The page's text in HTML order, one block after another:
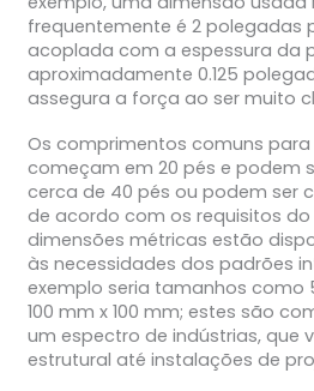
frequentemente é 2 polegadas
acoplada com a espessura da
aproximadamente 0.125
assegura a força ao ser muito
Os comprimentos comuns
começam em 20 pés e podem
cerca de 40 pés ou podem ser
de acordo com os requisitos
dimensões métricas estão
às necessidades dos padrões
exemplo seria tamanhos como
100 mm x 100 mm; estes são
um espectro de indústrias, que
estrutural até instalações de